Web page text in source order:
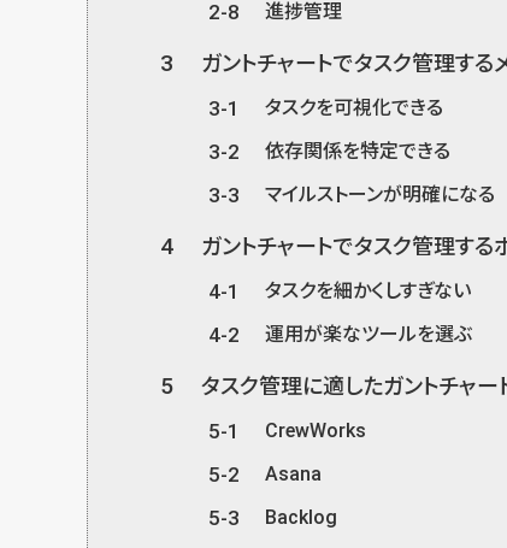
2-8 進捗管理
3 ガントチャートでタスク管理する
3-1 タスクを可視化できる
3-2 依存関係を特定できる
3-3 マイルストーンが明確になる
4 ガントチャートでタスク管理する
4-1 タスクを細かくしすぎない
4-2 運用が楽なツールを選ぶ
5 タスク管理に適したガントチャ
5-1 CrewWorks
5-2 Asana
5-3 Backlog